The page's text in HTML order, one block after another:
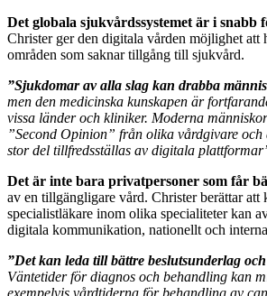
Det globala sjukvårdssystemet är i snabb
Christer ger den digitala vården möjlighet att
områden som saknar tillgång till sjukvård.
”Sjukdomar av alla slag kan drabba
men den medicinska kunskapen är
vissa länder och kliniker. Moderna
”Second Opinion” från olika vårdgivare och
stor del tillfredsställas av digitala
Det är inte bara privatpersoner som får
av en tillgängligare vård. Christer berättar att
specialistläkare inom olika specialiteter kan
digitala kommunikation, nationellt och
”Det kan leda till bättre beslutsunderlag
Väntetider för diagnos och behandling kan
exempelvis vårdtiderna för behandling av